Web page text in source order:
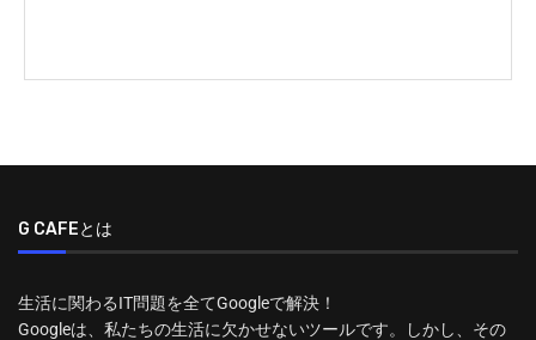
G CAFEとは
生活に関わるIT問題を全てGoogleで解決！
Googleは、私たちの生活に欠かせないツールです。しかし、その